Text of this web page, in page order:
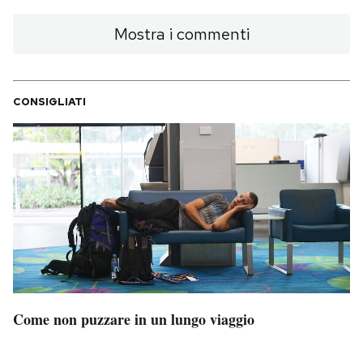
Mostra i commenti
CONSIGLIATI
Come non puzzare in un lungo viaggio